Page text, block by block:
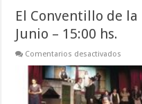
El Conventillo de la
Junio – 15:00 hs.
Comentarios desactivados
la